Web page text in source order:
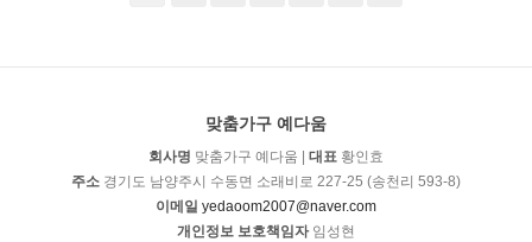
맞춤가구 예다움
회사명 맞춤가구 예다움 | 대표 황인효
주소 경기도 남양주시 수동면 소래비로 227-25 (송천리 593-8)
이메일 yedaoom2007@naver.com
개인정보 보호책임자임성현